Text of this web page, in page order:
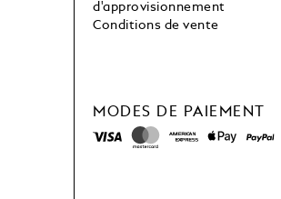
MODES DE PAIEMENT
d'approvisionnement
Conditions de vente